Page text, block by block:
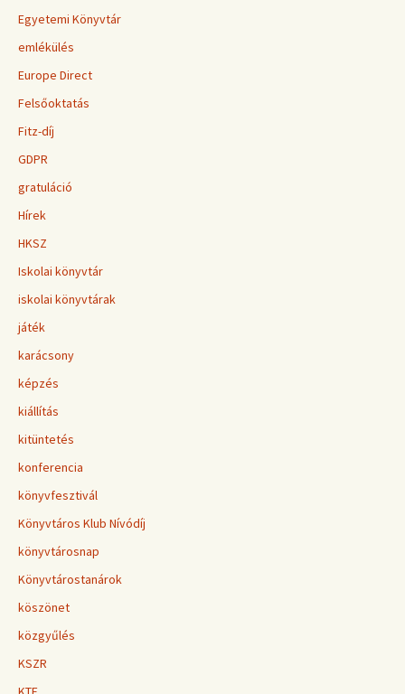
Egyetemi Könyvtár
emlékülés
Europe Direct
Felsőoktatás
Fitz-díj
GDPR
gratuláció
Hírek
HKSZ
Iskolai könyvtár
iskolai könyvtárak
játék
karácsony
képzés
kiállítás
kitüntetés
konferencia
könyvfesztivál
Könyvtáros Klub Nívódíj
könyvtárosnap
Könyvtárostanárok
köszönet
közgyűlés
KSZR